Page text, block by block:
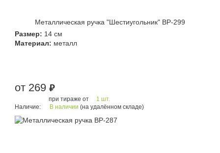
Металлическая ручка "Шестиугольник" BP-299
Размер: 14 см
Материал: металл
от 269 руб.
при тираже от
1 шт.
Наличие:
В наличии (на удалённом складе)